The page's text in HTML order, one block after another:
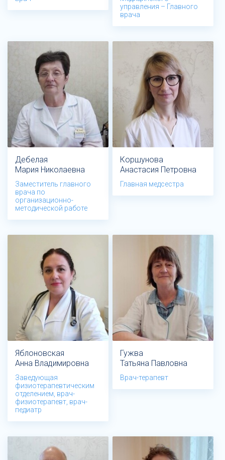
управления – Главного
врача
Дебелая
Мария Николаевна
Заместитель главного
врача по
организационно-
методической работе
Коршунова
Анастасия Петровна
Главная медсестра
Яблоновская
Анна Владимировна
Заведующая
физиотерапевтическим
отделением, врач-
физиотерапевт, врач-
педиатр
Гужва
Татьяна Павловна
Врач-терапевт